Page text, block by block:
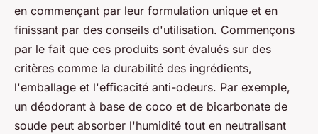
en commençant par leur formulation unique et en
finissant par des conseils d'utilisation. Commençons
par le fait que ces produits sont évalués sur des
critères comme la durabilité des ingrédients,
l'emballage et l'efficacité anti-odeurs. Par exemple,
un déodorant à base de coco et de bicarbonate de
soude peut absorber l'humidité tout en neutralisant